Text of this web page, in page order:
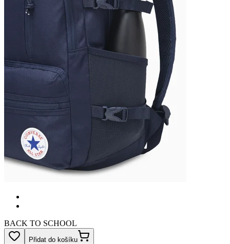
BACK TO SCHOOL
Přidat do košíku